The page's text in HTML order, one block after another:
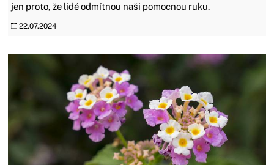
jen proto, že lidé odmítnou naši pomocnou ruku.
22.07.2024